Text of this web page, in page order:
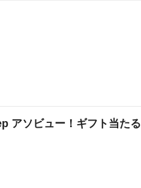
アソビュー！ギフト当たる